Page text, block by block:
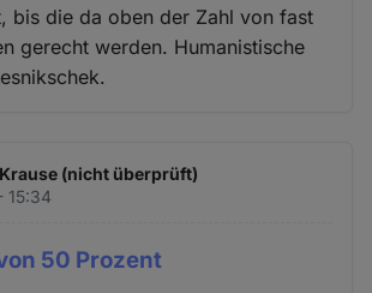
bis die da oben der Zahl von fast
gerecht werden. Humanistische
(nicht überprüft)
15:34
50 Prozent